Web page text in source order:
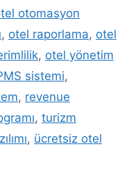
otomasyon
, otel raporlama, otel
, otel yönetim
sistemi,
, revenue
, turizm
, ücretsiz otel